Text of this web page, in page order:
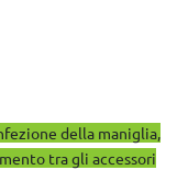
della maniglia,
tra gli accessori